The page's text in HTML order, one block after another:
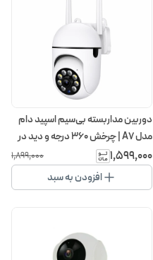
دوربین مداربسته بی‌سیم اسپید دام
مدل A7 | چرخش ۳۶۰ درجه و دید در
شب رنگی
۱٬۵۹۹٬۰۰۰ ۱٬۸۹۹٬۰۰۰
افزودن به سبد